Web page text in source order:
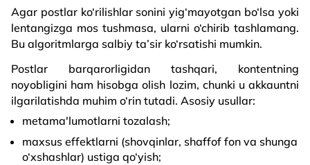
Agar postlar ko‘rilishlar sonini yig‘mayotgan bo‘lsa yoki
lentangizga mos tushmasa, ularni o‘chirib tashlamang.
Bu algoritmlarga salbiy ta’sir ko‘rsatishi mumkin.
Postlar barqarorligidan tashqari, kontentning
noyobligini ham hisobga olish lozim, chunki u akkauntni
ilgarilatishda muhim o‘rin tutadi. Asosiy usullar:
metama'lumotlarni tozalash;
maxsus effektlarni (shovqinlar, shaffof fon va shunga
o‘xshashlar) ustiga qo‘yish;